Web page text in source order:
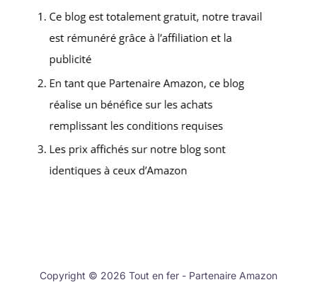
Copyright © 2026 Tout en fer - Partenaire Amazon